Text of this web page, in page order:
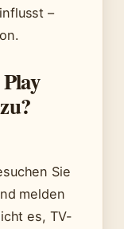
–
Sie
melden
es, TV-